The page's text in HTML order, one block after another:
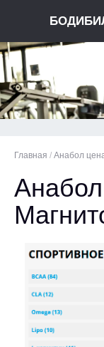
Главная / Анабол